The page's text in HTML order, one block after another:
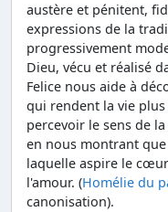
austère et pénitent,
expressions de la
progressivement
Dieu, vécu et réalisé
Felice nous aide à
qui rendent la vie
percevoir le sens de
en nous montrant
laquelle aspire le
l'amour. (Homélie du
canonisation).